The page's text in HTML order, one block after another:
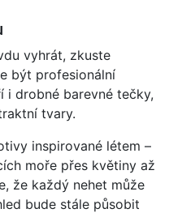
vyhrát, zkuste
být profesionální
i drobné barevné tečky,
tvary.
inspirované létem –
moře přes květiny až
že každý nehet může
bude stále působit